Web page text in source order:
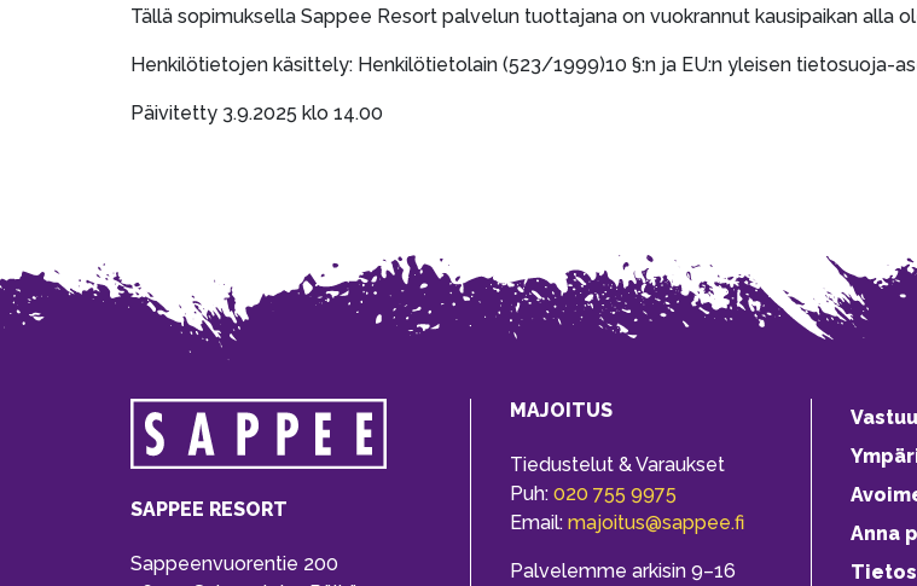
Tällä sopimuksella Sappee Resort palvelun tuottajana on vuokrannut kausipaikan alla
Henkilötietojen käsittely: Henkilötietolain (523/1999)10 §:n ja EU:n yleisen tietosuoja-
Päivitetty 3.9.2025 klo 14.00
SAPPEE RESORT
Sappeenvuorentie 200
MAJOITUS
Tiedustelut & Varaukset
Puh: 020 755 9975
Email: majoitus@sappee.fi
Palvelemme arkisin 9–16
Anna